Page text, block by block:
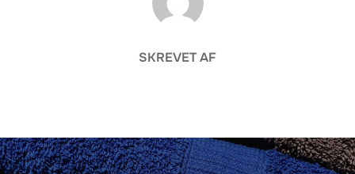
SKREVET AF
Indlægsnavigation